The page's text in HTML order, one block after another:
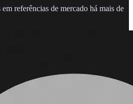
referências de mercado há mais de